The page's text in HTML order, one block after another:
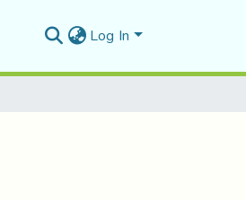
Log In